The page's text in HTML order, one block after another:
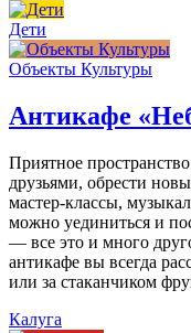
Дети
Объекты Культуры
Антикафе
Приятное
друзьями, обрести
мастер-классы,
можно уединиться и
— все это и много
антикафе вы всегда
или за стаканчиком
Калуга